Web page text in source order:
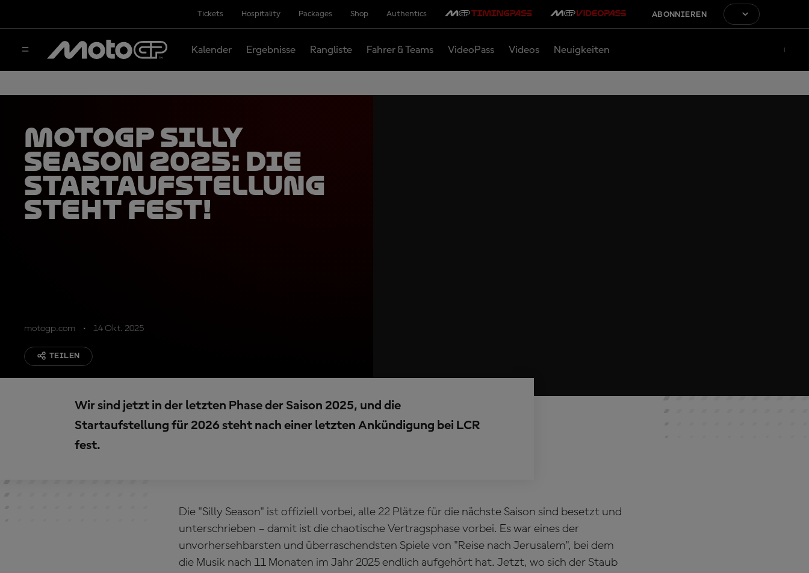
Tickets Hospitality Packages Shop Authentics ABONNIEREN
Kalender Ergebnisse Rangliste Fahrer & Teams VideoPass Videos Neuigkeiten
MotoGP Silly
Season 2025: Die
Startaufstellung
steht fest!
motogp.com 14 Okt. 2025
TEILEN
Wir sind jetzt in der letzten Phase der Saison 2025, und die
Startaufstellung für 2026 steht nach einer letzten Ankündigung bei LCR
fest.
Die "Silly Season" ist offiziell vorbei, alle 22 Plätze für die nächste Saison sind besetzt und
unterschrieben – damit ist die chaotische Vertragsphase vorbei. Es war eines der
unvorhersehbarsten und überraschendsten Spiele von "Reise nach Jerusalem", bei dem
die Musik nach 11 Monaten im Jahr 2025 endlich aufgehört hat. Jetzt, wo sich der Staub